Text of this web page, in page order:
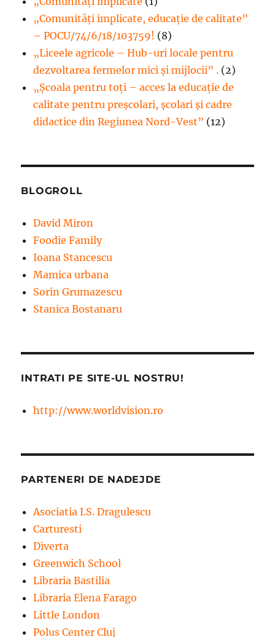
„Comunități implicate, educație de calitate”
– POCU/74/6/18/103759! (8)
„Liceele agricole – Hub-uri locale pentru
dezvoltarea fermelor mici şi mijlocii” . (2)
„Școala pentru toți – acces la educație de
calitate pentru preșcolari, școlari și cadre
didactice din Regiunea Nord-Vest” (12)
BLOGROLL
David Miron
Foodie Family
Ioana Stancescu
Mamica urbana
Sorin Grumazescu
Stanica Bostanaru
INTRATI PE SITE-UL NOSTRU!
http://www.worldvision.ro
PARTENERI DE NADEJDE
Asociatia I.S. Dragulescu
Carturesti
Diverta
Greenwich School
Libraria Bastilia
Libraria Elena Farago
Little London
Polus Center Cluj